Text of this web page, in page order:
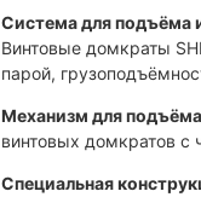
Система для подъёма
Винтовые домкраты
парой,
Механизм для
винтовых домкратов с
Специальная